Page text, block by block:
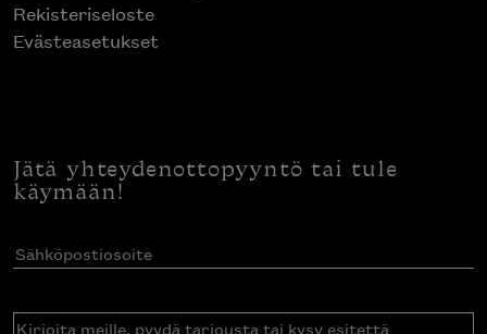
Rekisteriseloste
Evästeasetukset
Jätä yhteydenottopyyntö tai tule
käymään!
Sähköpostiosoite(Pakollinen)
Kirjoita